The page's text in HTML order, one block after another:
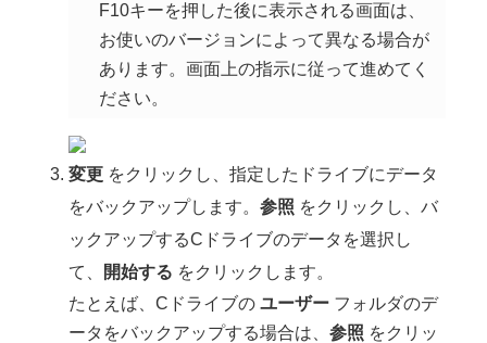
F10キーを押した後に表示される画面は、
お使いのバージョンによって異なる場合が
あります。画面上の指示に従って進めてく
ださい。
変更 をクリックし、指定したドライブにデータ
をバックアップします。参照 をクリックし、バ
ックアップするCドライブのデータを選択し
て、 開始する をクリックします。
たとえば、Cドライブのユーザー フォルダのデ
ータをバックアップする場合は、参照 をクリッ